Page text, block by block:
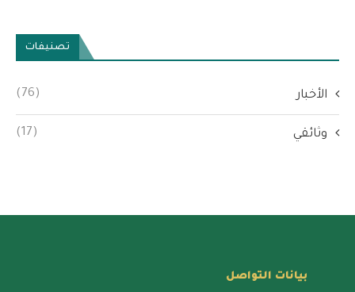
تصنيفات
الأخبار (76)
وثائقي (17)
بيانات التواصل